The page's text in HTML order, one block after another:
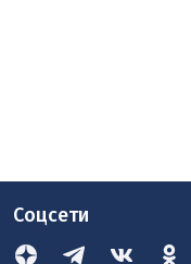
Соцсети